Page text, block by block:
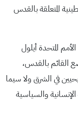
المتعلقة بالقدس
المتحدة أيلول
القائم بالقدس،
في الشرق ولا سيما
والسياسية